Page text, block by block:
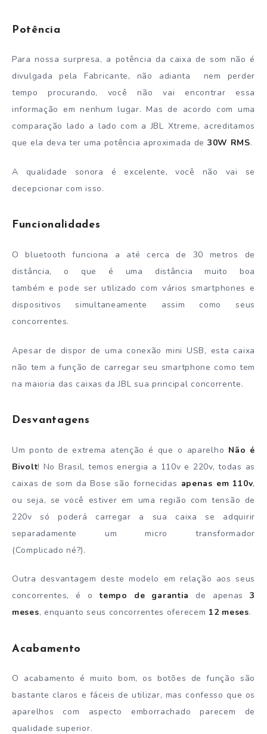
Potência
Para nossa surpresa, a potência da caixa de som não é
divulgada pela Fabricante, não adianta nem perder
tempo procurando, você não vai encontrar essa
informação em nenhum lugar. Mas de acordo com uma
comparação lado a lado com a JBL Xtreme, acreditamos
que ela deva ter uma potência aproximada de 30W RMS.
A qualidade sonora é excelente, você não vai se
decepcionar com isso.
Funcionalidades
O bluetooth funciona a até cerca de 30 metros de
distância, o que é uma distância muito boa
também e pode ser utilizado com vários smartphones e
dispositivos simultaneamente assim como seus
concorrentes.
Apesar de dispor de uma conexão mini USB, esta caixa
não tem a função de carregar seu smartphone como tem
na maioria das caixas da JBL sua principal concorrente.
Desvantagens
Um ponto de extrema atenção é que o aparelho Não é
Bivolt! No Brasil, temos energia a 110v e 220v, todas as
caixas de som da Bose são fornecidas apenas em 110v,
ou seja, se você estiver em uma região com tensão de
220v só poderá carregar a sua caixa se adquirir
separadamente um micro transformador
(Complicado né?).
Outra desvantagem deste modelo em relação aos seus
concorrentes, é otempo de garantia de apenas3
meses, enquanto seus concorrentes oferecem 12 meses.
Acabamento
O acabamento é muito bom, os botões de função são
bastante claros e fáceis de utilizar, mas confesso que os
aparelhos com aspecto emborrachado parecem de
qualidade superior.